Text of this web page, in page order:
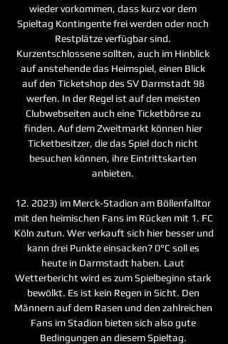
wieder vorkommen, dass kurz vor dem
Spieltag Kontingente frei werden oder noch
Restplätze verfügbar sind.
Kurzentschlossene sollten, auch im Hinblick
auf anstehende das Heimspiel, einen Blick
auf den Ticketshop des SV Darmstadt 98
werfen. In der Regel ist auf den meisten
Clubwebseiten auch eine Ticketbörse zu
finden. Auf dem Zweitmarkt können hier
Ticketbesitzer, die das Spiel doch nicht
besuchen können, ihre Eintrittskarten
anbieten.
12. 2023) im Merck-Stadion am Böllenfalltor
mit den heimischen Fans im Rücken mit 1. FC
Köln zutun. Wer verkauft sich hier besser und
kann drei Punkte einsacken? 0°C soll es
heute in Darmstadt haben. Laut
Wetterbericht wird es zum Spielbeginn stark
bewölkt. Es ist kein Regen in Sicht. Den
Männern auf dem Rasen und den zahlreichen
Fans im Stadion bieten sich also gute
Bedingungen an diesem Spieltag.